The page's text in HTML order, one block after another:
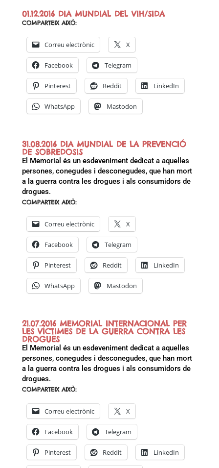
01.12.2016 DIA MUNDIAL DEL VIH/SIDA
COMPARTEIX AIXÒ:
Correu electrònic X
Facebook Telegram
Pinterest Reddit LinkedIn
WhatsApp Mastodon
31.08.2016 DIA MUNDIAL DE LA PREVENCIÓ
DE SOBREDOSIS
El Memorial és un esdeveniment dedicat a aquelles
persones, conegudes i desconegudes, que han mort
a la guerra contra les drogues i als consumidors de
drogues.
COMPARTEIX AIXÒ:
Correu electrònic X
Facebook Telegram
Pinterest Reddit LinkedIn
WhatsApp Mastodon
21.07.2016 MEMORIAL INTERNACIONAL PER
LES VÍCTIMES DE LA GUERRA CONTRA LES
DROGUES
El Memorial és un esdeveniment dedicat a aquelles
persones, conegudes i desconegudes, que han mort
a la guerra contra les drogues i als consumidors de
drogues.
COMPARTEIX AIXÒ:
Correu electrònic X
Facebook Telegram
Pinterest Reddit LinkedIn